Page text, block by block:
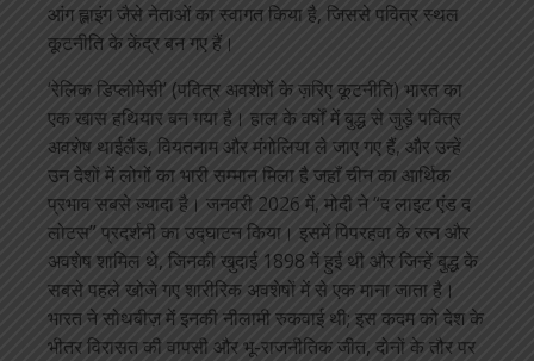
आंग ह्लाइंग जैसे नेताओं का स्वागत किया है, जिससे पवित्र स्थल
कूटनीति के केंद्र बन गए हैं।
‘रेलिक डिप्लोमेसी’ (पवित्र अवशेषों के ज़रिए कूटनीति) भारत का
एक खास हथियार बन गया है। हाल के वर्षों में बुद्ध से जुड़े पवित्र
अवशेष थाईलैंड, वियतनाम और मंगोलिया ले जाए गए हैं, और उन्हें
उन देशों में लोगों का भारी सम्मान मिला है जहाँ चीन का आर्थिक
प्रभाव सबसे ज़्यादा है। जनवरी 2026 में, मोदी ने “द लाइट एंड द
लोटस” प्रदर्शनी का उद्घाटन किया। इसमें पिपरहवा के रत्न और
अवशेष शामिल थे, जिनकी खुदाई 1898 में हुई थी और जिन्हें बुद्ध के
सबसे पहले खोजे गए शारीरिक अवशेषों में से एक माना जाता है।
भारत ने सोथबीज़ में इनकी नीलामी रुकवाई थी; इस कदम को देश के
भीतर विरासत की वापसी और भू-राजनीतिक जीत, दोनों के तौर पर